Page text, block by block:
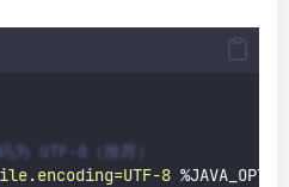
UTF-8（推荐）
8 %JAVA_OPTS%